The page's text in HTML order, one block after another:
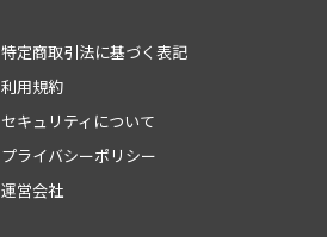
特定商取引法に基づく表記
利用規約
セキュリティについて
プライバシーポリシー
運営会社